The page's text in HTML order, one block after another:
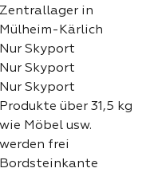
Zentrallager in
Mülheim-Kärlich
Nur Skyport
Nur Skyport
Nur Skyport
Produkte über 31,5 kg
wie Möbel usw.
werden frei
Bordsteinkante